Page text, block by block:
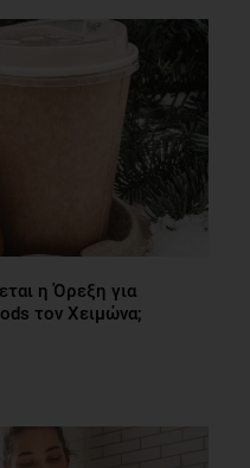
η Όρεξη για
τον Χειμώνα;